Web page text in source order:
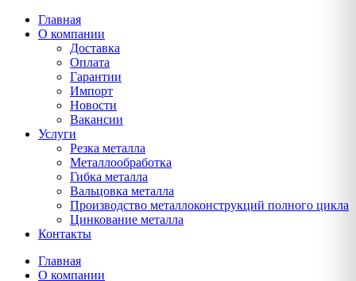
Главная
О компании
Доставка
Оплата
Гарантии
Импорт
Новости
Вакансии
Услуги
Резка металла
Металлообработка
Гибка металла
Вальцовка металла
Производство металлоконструкций полного цикла
Цинкование металла
Контакты
Главная
О компании